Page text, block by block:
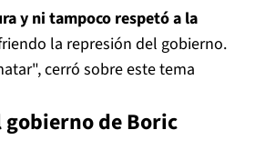
y ni tampoco respetó a la
la represión del gobierno.
cerró sobre este tema
de Boric